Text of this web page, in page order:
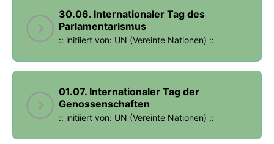
30.06. Internationaler Tag des
Parlamentarismus
:: initiiert von: UN (Vereinte Nationen) ::
01.07. Internationaler Tag der
Genossenschaften
:: initiiert von: UN (Vereinte Nationen) ::